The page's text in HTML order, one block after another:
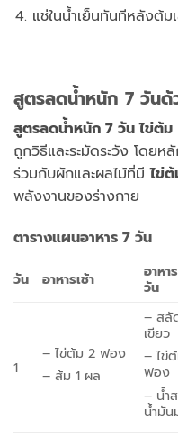
แช่ในน้ำเย็นทันทีหลังต้ม
สูตรลดน้ำหนัก 7 วันด้
สูตรลดน้ำหนัก 7 วัน ไข่ต้ม
ถูกวิธีและระมัดระวัง โดยห
ร่วมกับผักและผลไม้ที่มีไข่
พลังงานของร่างกาย
ตารางแผนอาหาร 7 วัน
วัน อาหารเช้า
อาหา
วัน
1
– ไข่ต้ม 2 ฟอง
– ส้ม 1 ผล
– สลั
เขียว
– ไข่
ฟอง
– น้ำ
น้ำมัน